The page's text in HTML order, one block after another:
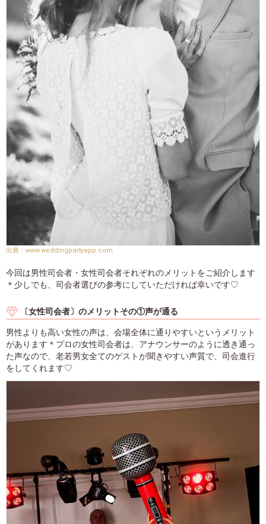
www.weddingpartyapp.com
今回は男性司会者・女性司会者それぞれのメリットをご紹介します
＊少しでも、司会者選びの参考にしていただければ幸いです♡
〔女性司会者〕のメリットその①声が通る
男性よりも高い女性の声は、会場全体に通りやすいというメリット
があります＊プロの女性司会者は、アナウンサーのように透き通っ
た声なので、老若男女全てのゲストが聞きやすい声質で、司会進行
をしてくれます♡